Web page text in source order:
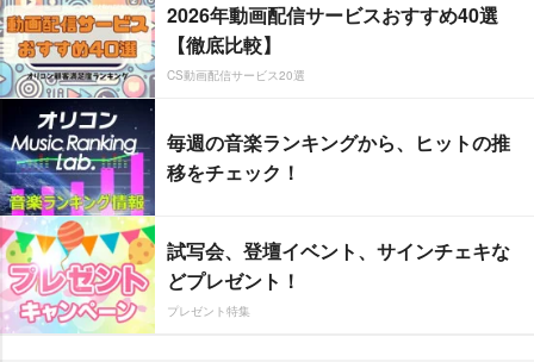
2026年動画配信サービスおすすめ40選
【徹底比較】
CS動画配信サービス20選
毎週の音楽ランキングから、ヒットの推
移をチェック！
試写会、登壇イベント、サインチェキな
どプレゼント！
プレゼント特集